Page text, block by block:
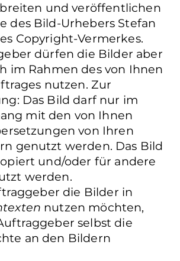
und veröffentlichen
des Bild-Urhebers Stefan
Copyright-Vermerkes.
dürfen die Bilder aber
im Rahmen des von Ihnen
nutzen. Zur
Das Bild darf nur im
mit den von Ihnen
von Ihren
genutzt werden. Das Bild
und/oder für andere
werden.
die Bilder in
nutzen möchten,
selbst die
an den Bildern